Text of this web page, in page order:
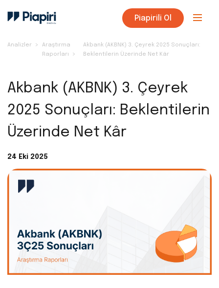
Piapirili Ol
Analizler
Araştırma
Raporları
Akbank (AKBNK) 3. Çeyrek 2025 Sonuçları:
Beklentilerin Üzerinde Net Kâr
Akbank (AKBNK) 3. Çeyrek
2025 Sonuçları: Beklentilerin
Üzerinde Net Kâr
24 Eki 2025